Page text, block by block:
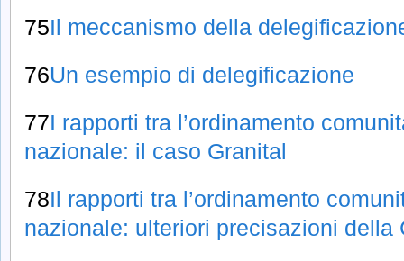
75Il meccanismo della
76Un esempio di delegificazione
77I rapporti tra l’ordinamento
nazionale: il caso Granital
78Il rapporti tra l’ordinamento
nazionale: ulteriori precisazioni della